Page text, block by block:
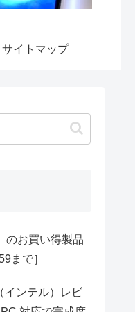
サイトマップ
のお買い得製品
まで］
インテル）レビ